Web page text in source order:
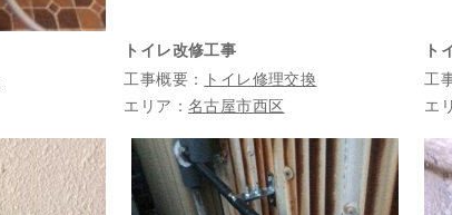
トイレ改修工事
工事概要：
トイレ修理交換
エリア： 名古屋市西区
ト
工
エ